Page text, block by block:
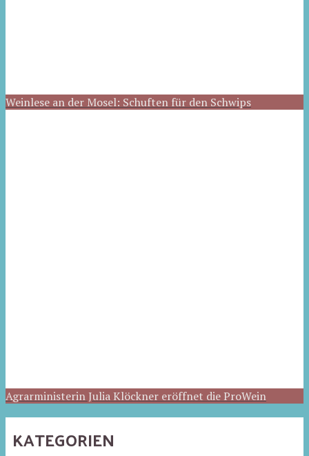
Weinlese an der Mosel: Schuften für den Schwips
Agrarministerin Julia Klöckner eröffnet die ProWein
KATEGORIEN